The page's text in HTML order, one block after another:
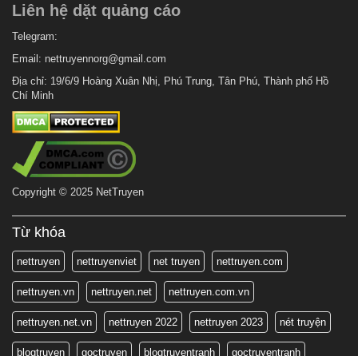
Liên hệ dặt quảng cáo
Telegram:
Email: nettruyennorg@gmail.com
Địa chỉ: 19/6/9 Hoàng Xuân Nhị, Phú Trung, Tân Phú, Thành phố Hồ
Chí Minh
Copyright © 2025 NetTruyen
Từ khóa
nettruyen nettruyenviet net truyen nettruyen.com
nettruyen.vn nettruyen.net nettruyen.com.vn
nettruyen.net.vn nettruyen 2022 nettruyen 2023 nét truyện
blogtruyen goctruyen blogtruyentranh goctruyentranh